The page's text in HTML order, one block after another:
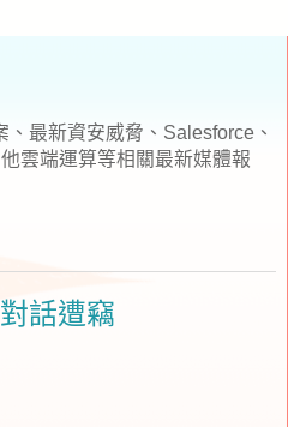
最新資安威脅、Salesforce、
雲端運算等相關最新媒體報
話遭竊